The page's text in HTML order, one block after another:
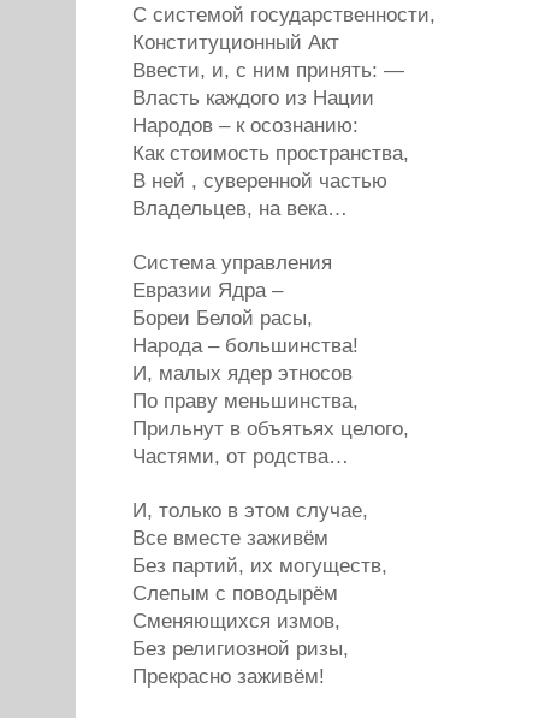
С системой государственности,
Конституционный Акт
Ввести, и, с ним принять: —
Власть каждого из Нации
Народов – к осознанию:
Как стоимость пространства,
В ней , суверенной частью
Владельцев, на века…
Система управления
Евразии Ядра –
Бореи Белой расы,
Народа – большинства!
И, малых ядер этносов
По праву меньшинства,
Прильнут в объятьях целого,
Частями, от родства…
И, только в этом случае,
Все вместе заживём
Без партий, их могуществ,
Слепым с поводырём
Сменяющихся измов,
Без религиозной ризы,
Прекрасно заживём!